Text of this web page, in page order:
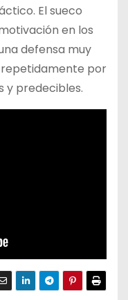
El sueco
en los
defensa muy
por
y predecibles.